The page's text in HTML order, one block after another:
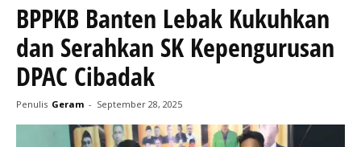
BPPKB Banten Lebak Kukuhkan
dan Serahkan SK Kepengurusan
DPAC Cibadak
Penulis Geram - September 28, 2025